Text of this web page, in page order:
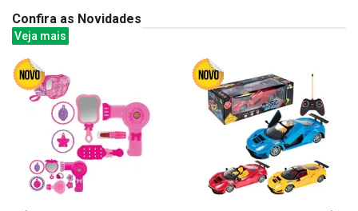
Confira as Novidades
Veja mais